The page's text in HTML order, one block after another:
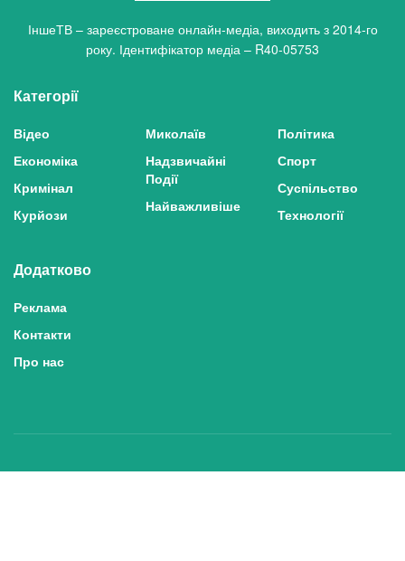
ІншеТВ – зареєстроване онлайн-медіа, виходить з 2014-го
року. Ідентифікатор медіа – R40-05753
Категорії
Відео
Економіка
Кримінал
Курйози
Миколаїв
Надзвичайні
Події
Найважливіше
Політика
Спорт
Суспільство
Технології
Додатково
Реклама
Контакти
Про нас
Політика конфіденційності та захисту персональних даних